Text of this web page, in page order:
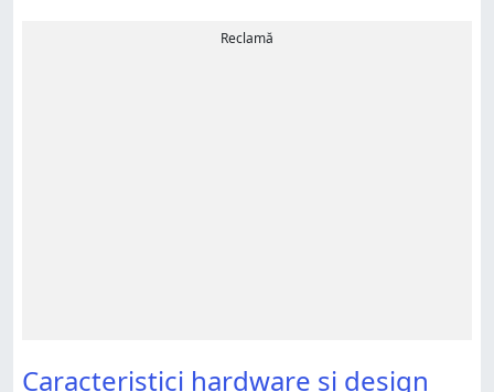
Reclamă
Caracteristici hardware și design